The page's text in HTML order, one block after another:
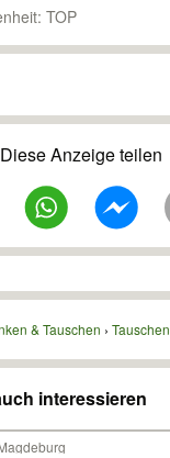
TOP
Diese Anzeige teilen
& Tauschen Tauschen
interessieren